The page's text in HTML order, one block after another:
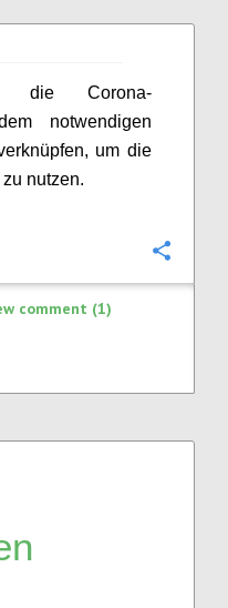
die Corona-
notwendigen
um die
nutzen.
comment (1)